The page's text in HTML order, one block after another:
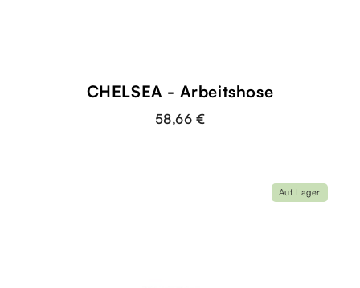
CHELSEA - Arbeitshose
58,66 €
Auf Lager